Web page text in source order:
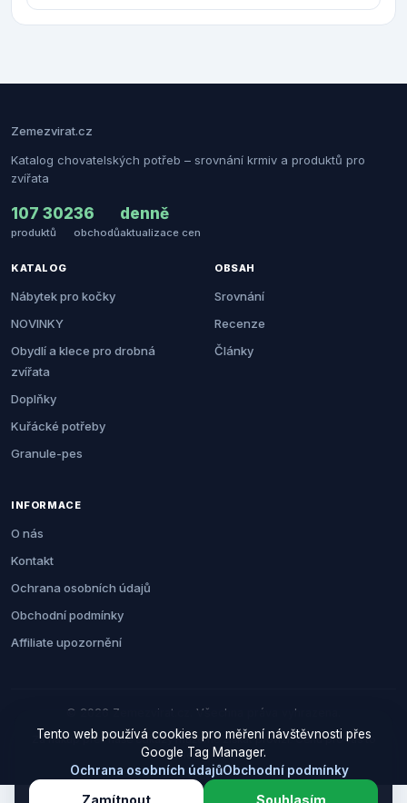
Zemezvirat.cz
Katalog chovatelských potřeb – srovnání krmiv a produktů pro
zvířata
107 302
produktů
36
obchodů
denně
aktualizace cen
KATALOG
Nábytek pro kočky
NOVINKY
Obydlí a klece pro drobná
zvířata
Doplňky
Kuřácké potřeby
Granule-pes
OBSAH
Srovnání
Recenze
Články
INFORMACE
O nás
Kontakt
Ochrana osobních údajů
Obchodní podmínky
Affiliate upozornění
© 2026 Zemezvirat.cz. Všechna práva vyhrazena.
Za nákup přes naše odkazy můžeme získat provizi. Cenu pro vás to
neovlivní.
Tento web používá cookies pro měření návštěvnosti přes
Google Tag Manager.
Ochrana osobních údajůObchodní podmínky
Zamítnout Souhlasím